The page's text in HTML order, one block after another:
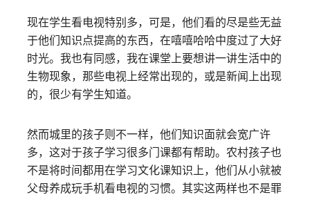
现在学生看电视特别多，可是，他们看的尽是些无益
于他们知识点提高的东西，在嘻嘻哈哈中度过了大好
时光。我也有同感，我在课堂上要想讲一讲生活中的
生物现象，那些电视上经常出现的，或是新闻上出现
的，很少有学生知道。
然而城里的孩子则不一样，他们知识面就会宽广许
多，这对于孩子学习很多门课都有帮助。农村孩子也
不是将时间都用在学习文化课知识上，他们从小就被
父母养成玩手机看电视的习惯。其实这两样也不是罪